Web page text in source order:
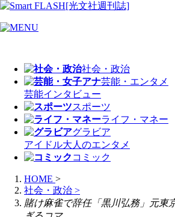
社会・政治
芸能・エンタメ
芸能インタビュー
スポーツ
ライフ・マネー
グラビア
アイドル大人のエンタメ
コミック
HOME >
社会・政治 >
賭け麻雀で辞任「黒川弘務」元東